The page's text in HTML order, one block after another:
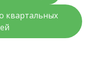
квартальных